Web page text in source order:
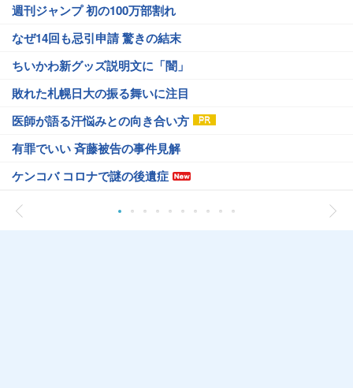
週刊ジャンプ 初の100万部割れ
なぜ14回も忌引申請 驚きの結末
ちいかわ新グッズ説明文に「闇」
敗れた札幌日大の振る舞いに注目
医師が語る汗悩みとの向き合い方
有罪でいい 斉藤被告の事件見解
ケンコバ コロナで謎の後遺症